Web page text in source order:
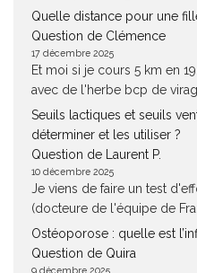
Quelle distance pour une
Question de Clémence
17 décembre 2025
Et moi si je cours 5 km en
avec de l'herbe bcp de
Seuils lactiques et seuils
déterminer et les utiliser ?
Question de Laurent P.
10 décembre 2025
Je viens de faire un test
(docteure de l'équipe de
Ostéoporose : quelle est
Question de Quira
9 décembre 2025